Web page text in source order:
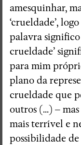
amesquinhar,
‘crueldade’,
palavra significo
crueldade’
para mim
plano da
crueldade que
outros (...) –
mais terrível e
possibilidade de